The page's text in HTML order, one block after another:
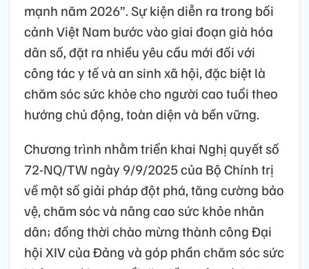
mạnh năm 2026”. Sự kiện diễn ra trong bối
cảnh Việt Nam bước vào giai đoạn già hóa
dân số, đặt ra nhiều yêu cầu mới đối với
công tác y tế và an sinh xã hội, đặc biệt là
chăm sóc sức khỏe cho người cao tuổi theo
hướng chủ động, toàn diện và bền vững.
Chương trình nhằm triển khai Nghị quyết số
72-NQ/TW ngày 9/9/2025 của Bộ Chính trị
về một số giải pháp đột phá, tăng cường bảo
vệ, chăm sóc và nâng cao sức khỏe nhân
dân; đồng thời chào mừng thành công Đại
hội XIV của Đảng và góp phần chăm sóc sức